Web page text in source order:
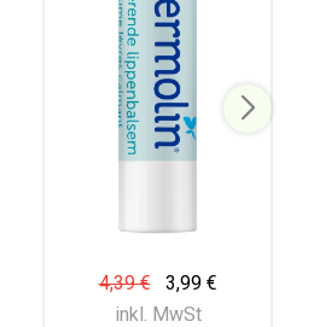
4,39 €
3,99 €
inkl. MwSt